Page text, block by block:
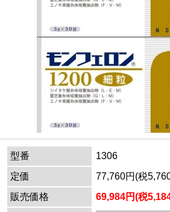
型番
1306
定価
77,760円(税
販売価格
69,984円(税